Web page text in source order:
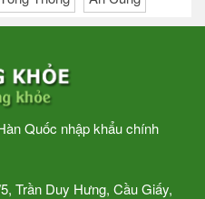
Quốc nhập khẩu chính
Trần Duy Hưng, Cầu Giấy,